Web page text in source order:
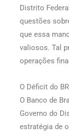
Distrito
questões
que essa
valiosos. Tal
operações
O Déficit do
O Banco de
Governo do
estratégia de